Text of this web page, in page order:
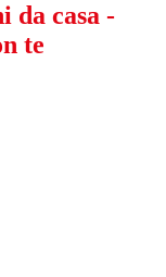
da casa -
te